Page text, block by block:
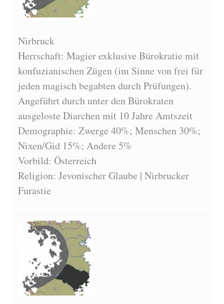
Nirbruck
Herrschaft: Magier exklusive Bürokratie mit
konfuzianischen Zügen (im Sinne von frei für
jeden magisch begabten durch Prüfungen).
Angeführt durch unter den Bürokraten
ausgeloste Diarchen mit 10 Jahre Amtszeit
Demographie: Zwerge 40%; Menschen 30%;
Nixen/Gid 15%; Andere 5%
Vorbild: Österreich
Religion: Jevonischer Glaube | Nirbrucker
Furastie